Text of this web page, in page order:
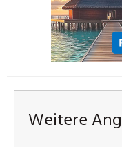
Weitere